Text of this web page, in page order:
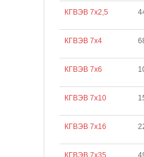
КГВЭВ 7х2,5
КГВЭВ 7х4
КГВЭВ 7х6
КГВЭВ 7х10
КГВЭВ 7х16
КГВЭВ 7х35